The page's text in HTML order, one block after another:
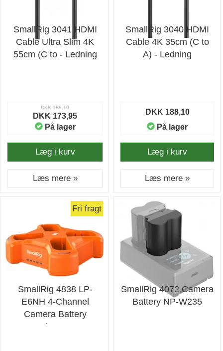
SmallRig 3041 HDMI
Cable Ultra Slim 4K
55cm (C to - Ledning
DKK 188,10
DKK 173,95
På lager
Læg i kurv
Læs mere »
SmallRig 3040 HDMI
Cable 4K 35cm (C to
A) - Ledning
DKK 188,10
På lager
Læg i kurv
Læs mere »
Fri fragt
SmallRig 4838 LP-
E6NH 4-Channel
Camera Battery
Charger
SmallRig 4072 Camera
Battery NP-W235